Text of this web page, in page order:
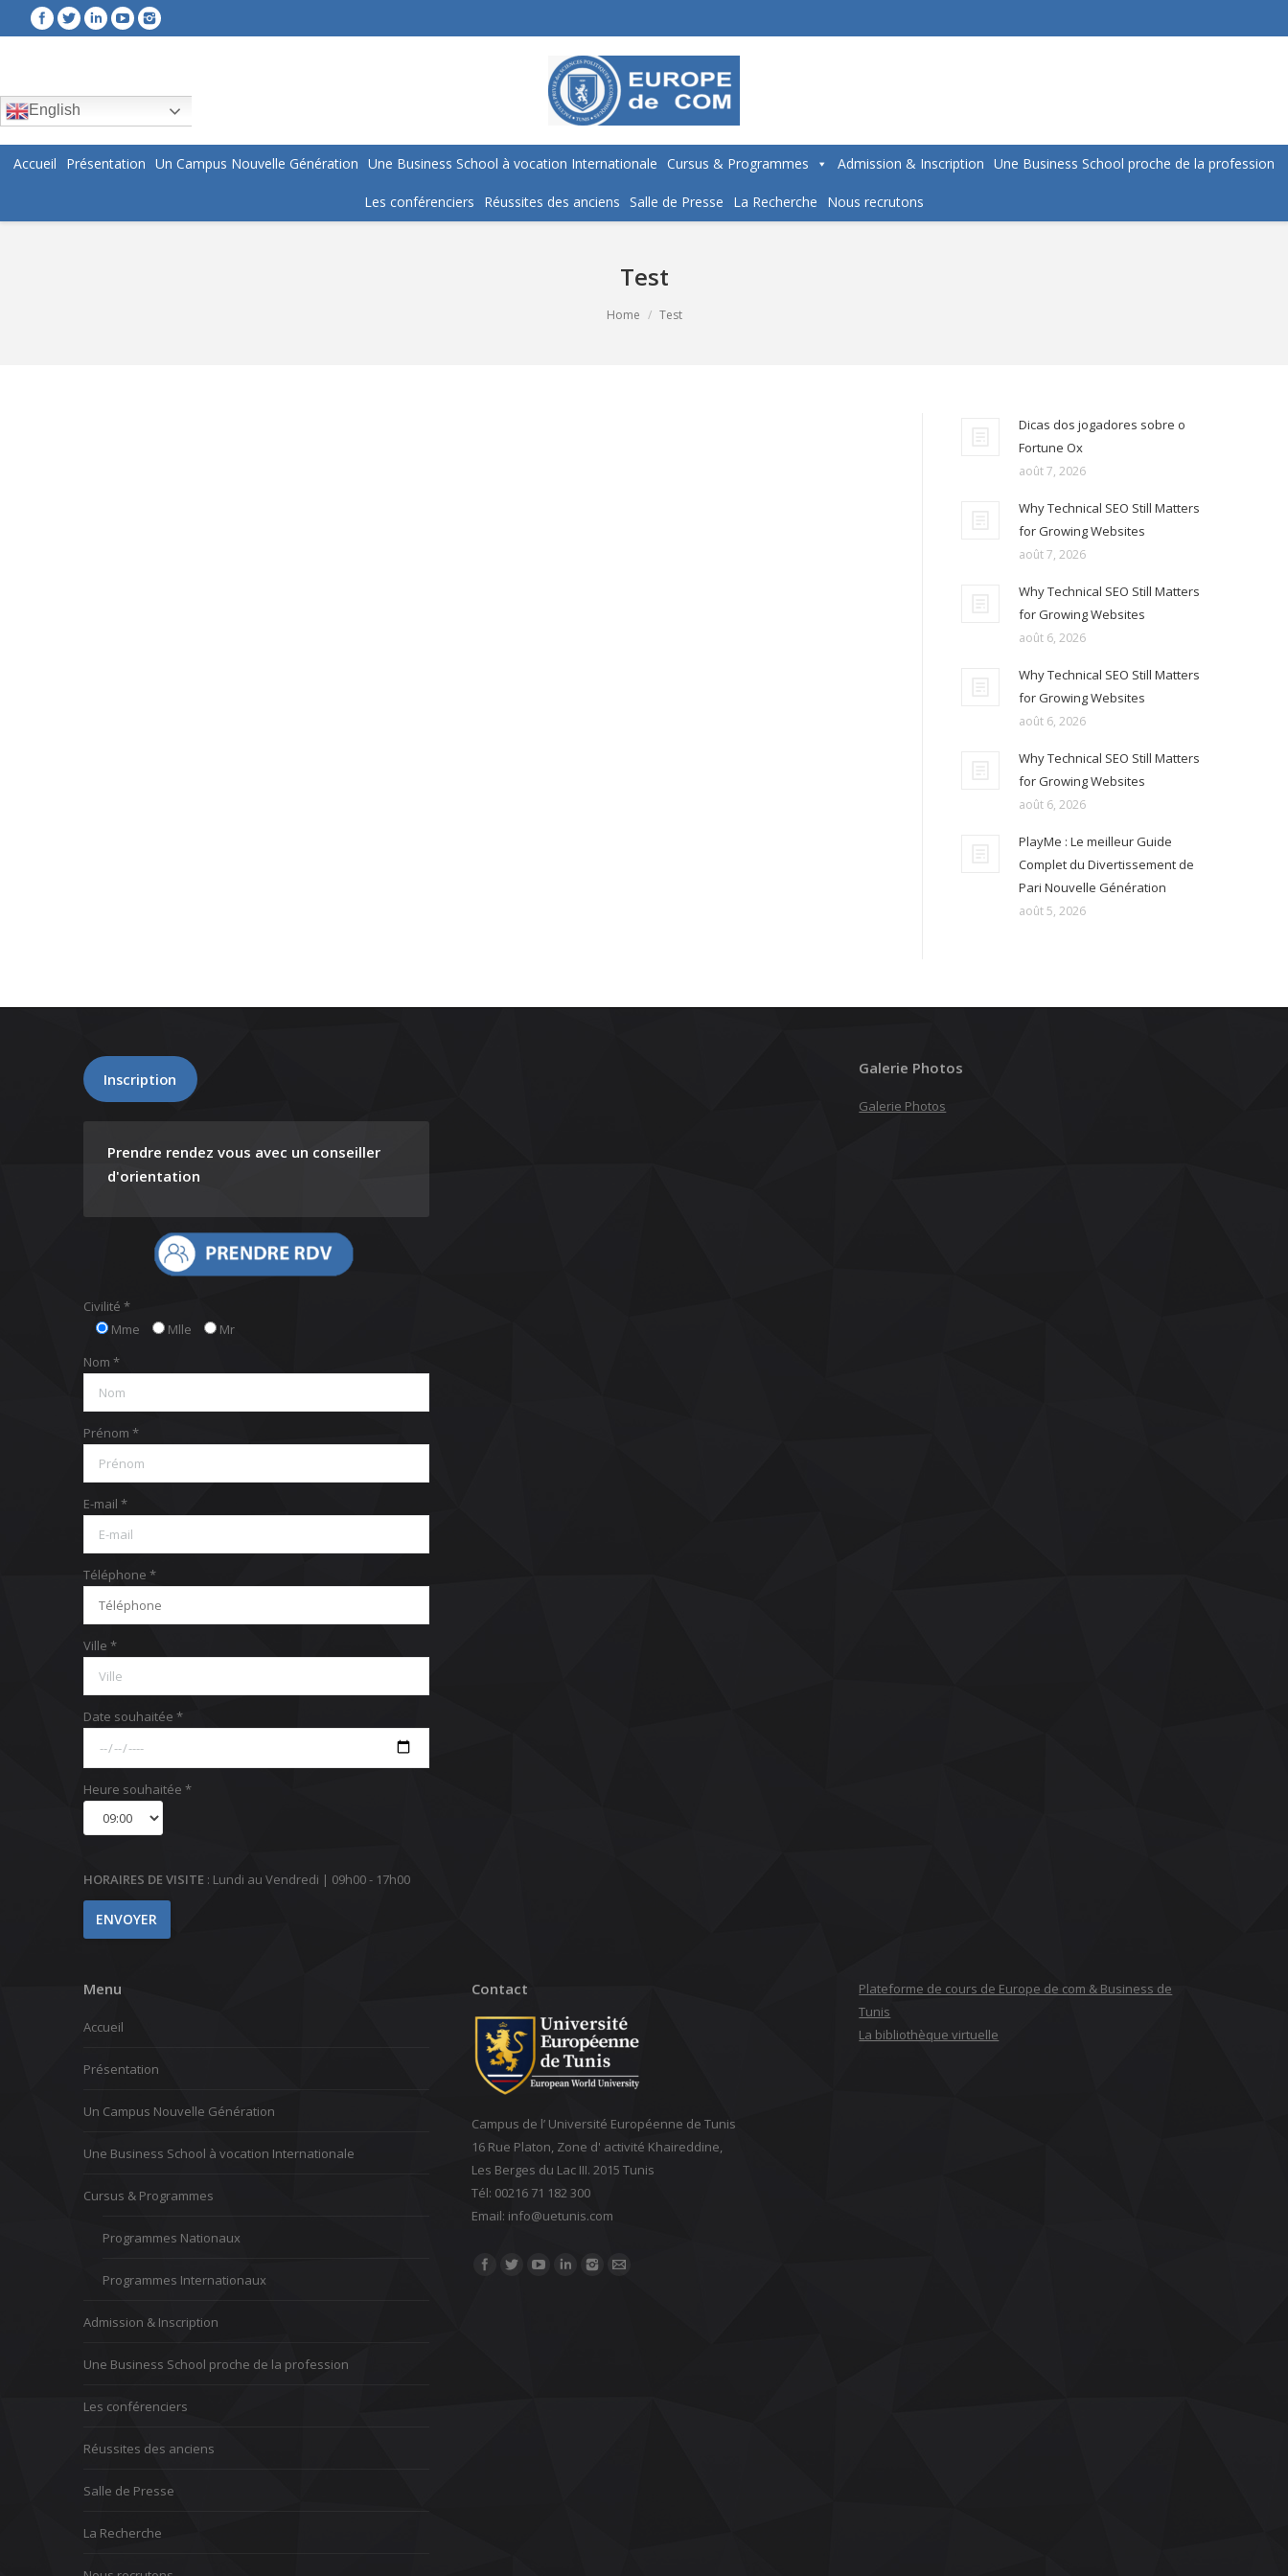
Accueil Présentation Un Campus Nouvelle Génération Une Business School à vocation Internationale Cursus & Programmes Admission & Inscription Une Business School proche de la profession
Les conférenciers Réussites des anciens Salle de Presse La Recherche Nous recrutons
Test
Home Test
Dicas dos jogadores sobre o
Fortune Ox
août 7, 2026
Why Technical SEO Still Matters
for Growing Websites
août 7, 2026
Why Technical SEO Still Matters
for Growing Websites
août 6, 2026
Why Technical SEO Still Matters
for Growing Websites
août 6, 2026
Why Technical SEO Still Matters
for Growing Websites
août 6, 2026
PlayMe : Le meilleur Guide
Complet du Divertissement de
Pari Nouvelle Génération
août 5, 2026
Inscription
Prendre rendez vous avec un conseiller
d'orientation
Civilité *
Mme
Mlle
Mr
Nom *
Prénom *
E-mail *
Téléphone *
Ville *
Date souhaitée *
Heure souhaitée *
HORAIRES DE VISITE : Lundi au Vendredi | 09h00 - 17h00
Galerie Photos
Galerie Photos
Menu
Accueil
Présentation
Un Campus Nouvelle Génération
Une Business School à vocation Internationale
Cursus & Programmes
Programmes Nationaux
Programmes Internationaux
Admission & Inscription
Une Business School proche de la profession
Les conférenciers
Réussites des anciens
Salle de Presse
La Recherche
Contact
Campus de l’ Université Européenne de Tunis
16 Rue Platon, Zone d' activité Khaireddine,
Les Berges du Lac III. 2015 Tunis
Tél: 00216 71 182 300
Email: ‎info@uetunis.com
Find us on:
Plateforme de cours de Europe de com & Business de
Tunis
La bibliothèque virtuelle
English